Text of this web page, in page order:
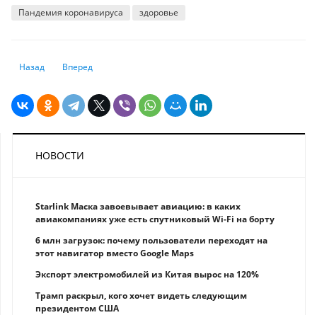
Пандемия коронавируса здоровье
Предыдущий: Электросамокатчикам запретят ездить по тротуарам и
Назад Следующий: Поток туристов из Казахстана в Анталью
Вперед
НОВОСТИ
Starlink Маска завоевывает авиацию: в каких
авиакомпаниях уже есть спутниковый Wi-Fi на борту
6 млн загрузок: почему пользователи переходят на
этот навигатор вместо Google Maps
Экспорт электромобилей из Китая вырос на 120%
Трамп раскрыл, кого хочет видеть следующим
президентом США